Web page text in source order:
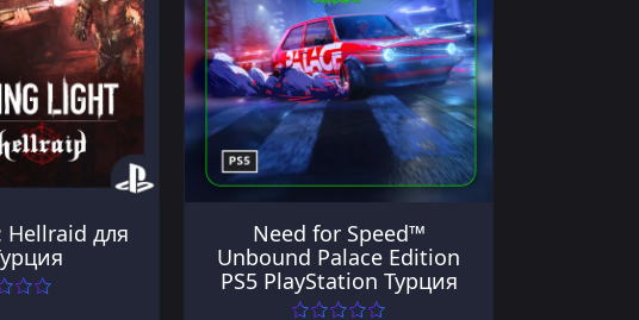
для
Need for Speed™
Unbound Palace Edition
PS5 PlayStation Турция